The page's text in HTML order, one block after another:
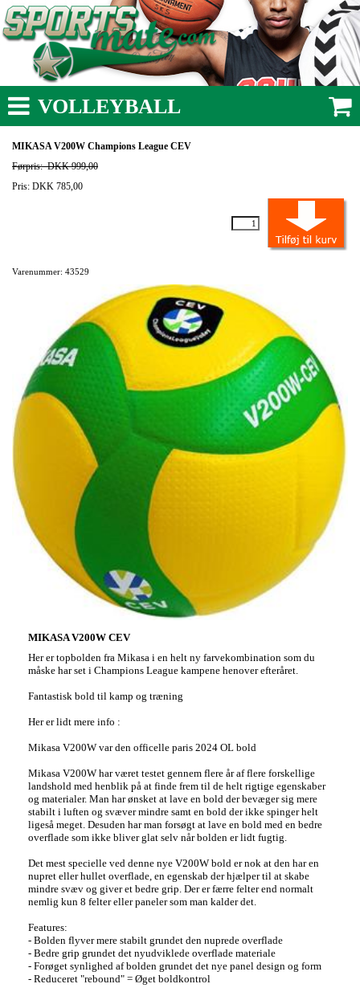
VOLLEYBALL
MIKASA V200W Champions League CEV
Førpris:DKK 999,00
Pris: DKK 785,00
Varenummer: 43529
MIKASA V200W CEV
Her er topbolden fra Mikasa i en helt ny farvekombination som du
måske har set i Champions League kampene henover efteråret.
Fantastisk bold til kamp og træning
Her er lidt mere info :
Mikasa V200W var den officelle paris 2024 OL bold
Mikasa V200W har været testet gennem flere år af flere forskellige
landshold med henblik på at finde frem til de helt rigtige egenskaber
og materialer. Man har ønsket at lave en bold der bevæger sig mere
stabilt i luften og svæver mindre samt en bold der ikke spinger helt
ligeså meget. Desuden har man forsøgt at lave en bold med en bedre
overflade som ikke bliver glat selv når bolden er lidt fugtig.
Det mest specielle ved denne nye V200W bold er nok at den har en
nupret eller hullet overflade, en egenskab der hjælper til at skabe
mindre svæv og giver et bedre grip. Der er færre felter end normalt
nemlig kun 8 felter eller paneler som man kalder det.
Features:
- Bolden flyver mere stabilt grundet den nuprede overflade
- Bedre grip grundet det nyudviklede overflade materiale
- Forøget synlighed af bolden grundet det nye panel design og form
- Reduceret "rebound" = Øget boldkontrol